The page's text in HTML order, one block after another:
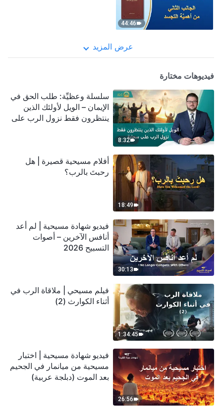
44:46
عرض المزيد
فيديوهات مختارة
8:32
سلسلة وعظيِّة: طلب الحق في
الإيمان – الويل لأولئك الذين
ينتظرون فقط نزول الرب على
18:49
أفلام مسيحية قصيرة | هل
رحبتَ بالرب؟
30:13
فيديو شهادة مسيحية | لم أعد
أنافس الآخرين – أصوات
التسبيح 2026
1:34:45
فيلم مسيحي | ملاقاة الرب في
أثناء الكوارث (2)
26:56
فيديو شهادة مسيحية | اختبار
مسيحية من ميانمار في الجحيم
بعد الموت (دبلجة عربية)